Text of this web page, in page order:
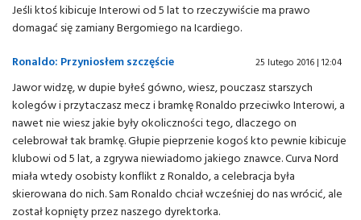
Jeśli ktoś kibicuje Interowi od 5 lat to rzeczywiście ma prawo
domagać się zamiany Bergomiego na Icardiego.
Ronaldo: Przyniosłem szczęście
25 lutego 2016 | 12:04
Jawor widzę, w dupie byłeś gówno, wiesz, pouczasz starszych
kolegów i przytaczasz mecz i bramkę Ronaldo przeciwko Interowi, a
nawet nie wiesz jakie były okoliczności tego, dlaczego on
celebrował tak bramkę. Głupie pieprzenie kogoś kto pewnie kibicuje
klubowi od 5 lat, a zgrywa niewiadomo jakiego znawce. Curva Nord
miała wtedy osobisty konflikt z Ronaldo, a celebracja była
skierowana do nich. Sam Ronaldo chciał wcześniej do nas wrócić, ale
został kopnięty przez naszego dyrektorka.